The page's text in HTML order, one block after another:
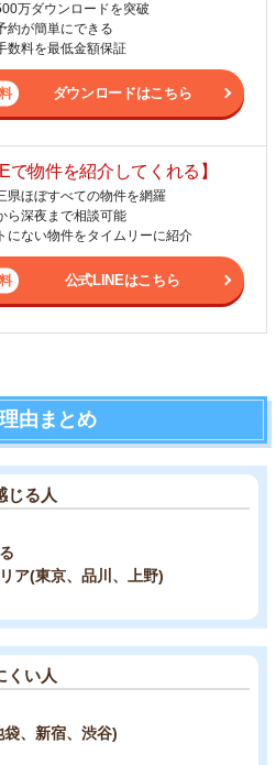
万ダウンロードを突破
約が簡単にできる
数料を最低金額保証
ダウンロードはこちら
で物件を紹介してくれる】
県ほぼすべての物件を網羅
ら深夜まで相談可能
にない物件をタイムリーに紹介
公式LINEはこちら
由まとめ
じる人
ア(東京、品川、上野)
くい人
袋、新宿、渋谷)